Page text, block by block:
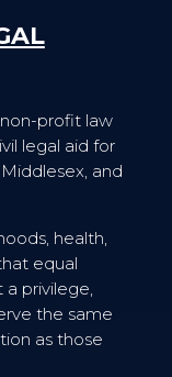
profit law
legal aid for
and
health,
equal
a privilege,
the same
as those